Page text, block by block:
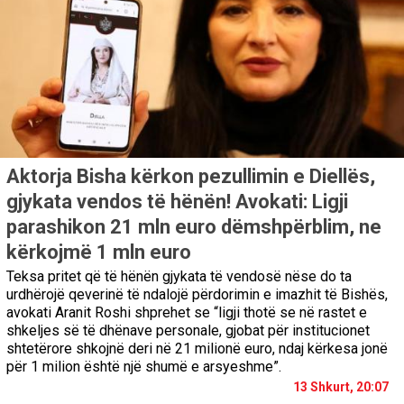
Aktorja Bisha kërkon pezullimin e Diellës,
gjykata vendos të hënën! Avokati: Ligji
parashikon 21 mln euro dëmshpërblim, ne
kërkojmë 1 mln euro
Teksa pritet që të hënën gjykata të vendosë nëse do ta
urdhërojë qeverinë të ndalojë përdorimin e imazhit të Bishës,
avokati Aranit Roshi shprehet se “ligji thotë se në rastet e
shkeljes së të dhënave personale, gjobat për institucionet
shtetërore shkojnë deri në 21 milionë euro, ndaj kërkesa jonë
për 1 milion është një shumë e arsyeshme”.
13 Shkurt, 20:07